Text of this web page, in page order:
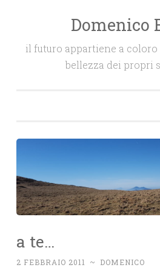
Domenico
il futuro appartiene a
bellezza dei propri
a te…
2 FEBBRAIO 2011 ~ DOMENICO